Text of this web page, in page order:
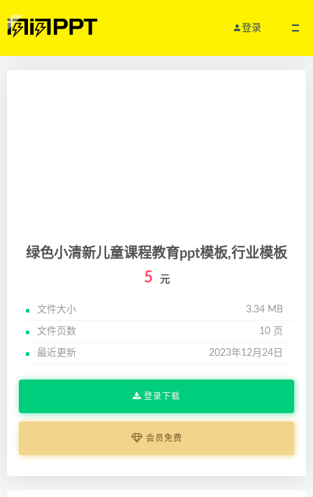
登录
绿色小清新儿童课程教育ppt模板,行业模板
5 元
文件大小 3.34 MB
文件页数 10 页
最近更新 2023年12月24日
登录下载
会员免费